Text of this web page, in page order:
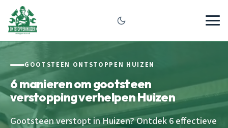
GOOTSTEEN ONTSTOPPEN HUIZEN
6 manieren om gootsteen
verstopping verhelpen Huizen
Gootsteen verstopt in Huizen? Ontdek 6 effectieve